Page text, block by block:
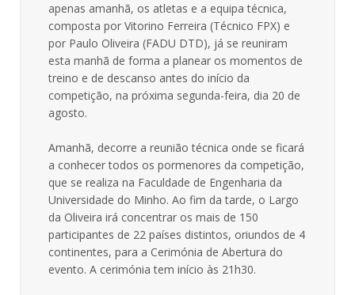
apenas amanhã, os atletas e a equipa técnica,
composta por Vitorino Ferreira (Técnico FPX) e
por Paulo Oliveira (FADU DTD), já se reuniram
esta manhã de forma a planear os momentos de
treino e de descanso antes do início da
competição, na próxima segunda-feira, dia 20 de
agosto.
Amanhã, decorre a reunião técnica onde se ficará
a conhecer todos os pormenores da competição,
que se realiza na Faculdade de Engenharia da
Universidade do Minho. Ao fim da tarde, o Largo
da Oliveira irá concentrar os mais de 150
participantes de 22 países distintos, oriundos de 4
continentes, para a Cerimónia de Abertura do
evento. A cerimónia tem início às 21h30.